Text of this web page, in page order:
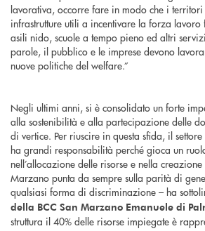
lavorativa, occorre fare in modo che i
infrastrutture utili a incentivare la forza lavoro
asili nido, scuole a tempo pieno ed altri
parole, il pubblico e le imprese devono
nuove politiche del welfare.”
Negli ultimi anni, si è consolidato un forte
alla sostenibilità e alla partecipazione delle
di vertice. Per riuscire in questa sfida, il
ha grandi responsabilità perché gioca un
nell’allocazione delle risorse e nella
Marzano punta da sempre sulla parità di
qualsiasi forma di discriminazione – ha
della BCC San Marzano Emanuele di
struttura il 40% delle risorse impiegate è